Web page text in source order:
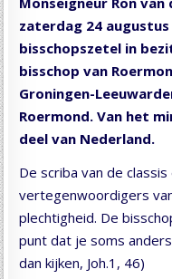
18 mei classicale werkdag
zaterdag 24
bisschopszetel in
bisschop van
Groningen-
Roermond. Van het
deel van Nederland.
De scriba van de
vertegenwoordigers
plechtigheid. De
punt dat je soms
dan kijken, Joh.1, 46)